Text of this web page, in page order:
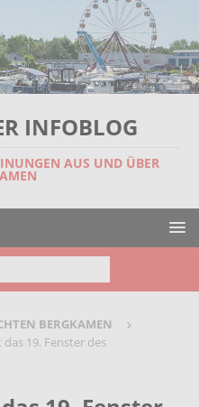
INFOBLOG
AUS UND ÜBER
BERGKAMEN
19. Fenster des